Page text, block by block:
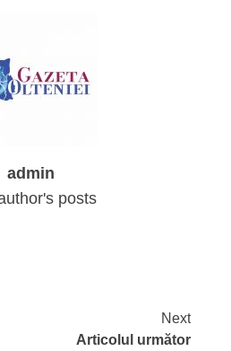
admin
posts
Next
Articolul următor